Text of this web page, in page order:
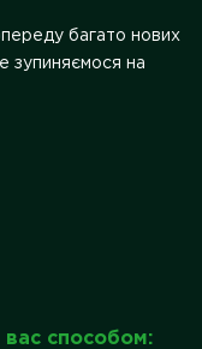
вас способом:
багато нових
зупиняємося на